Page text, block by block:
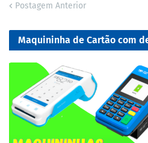
Postagem Anterior
Maquininha de Cartão com